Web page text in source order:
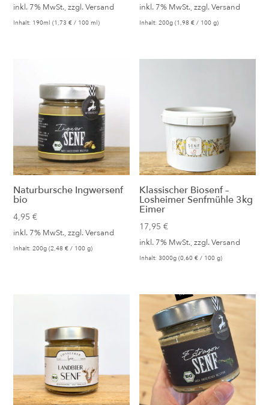
inkl. 7% MwSt., zzgl.Versand
Inhalt: 190ml (1,73€ / 100 ml)
inkl. 7% MwSt., zzgl.Versand
Inhalt: 200g (1,98€ / 100 g)
Naturbursche Ingwersenf
bio
4,95€
inkl. 7% MwSt., zzgl.Versand
Inhalt: 200g (2,48€ / 100 g)
Klassischer Biosenf –
Losheimer Senfmühle 3kg
Eimer
17,95€
inkl. 7% MwSt., zzgl.Versand
Inhalt: 3000g (0,60€ / 100 g)